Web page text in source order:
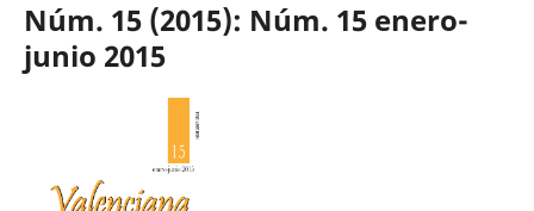
Núm. 15 (2015): Núm. 15 enero-
junio 2015